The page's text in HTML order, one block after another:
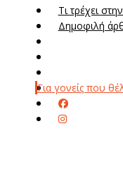
Τι τρέχει
Δημοφιλή
Για γονείς που